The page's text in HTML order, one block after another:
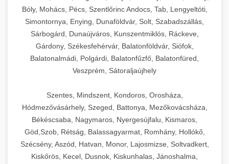
Bóly, Mohács, Pécs, Szentlőrinc Andocs, Tab, Lengyeltóti,
Simontornya, Enying, Dunaföldvár, Solt, Szabadszállás,
Sárbogárd, Dunaújváros, Kunszentmiklós, Ráckeve,
Gárdony, Székesfehérvár, Balatonföldvár, Siófok,
Balatonalmádi, Polgárdi, Balatonfűzfő, Balatonfüred,
Veszprém, Sátoraljaújhely
Szentes, Mindszent, Kondoros, Orosháza,
Hódmezővásárhely, Szeged, Battonya, Mezőkovácsháza,
Békéscsaba, Nagymaros, Nyergesújfalu, Kismaros,
Göd,Szob, Rétság, Balassagyarmat, Romhány, Hollókő,
Szécsény, Aszód, Hatvan, Monor, Lajosmizse, Soltvadkert,
Kiskőrös, Kecel, Dusnok, Kiskunhalas, Jánoshalma,